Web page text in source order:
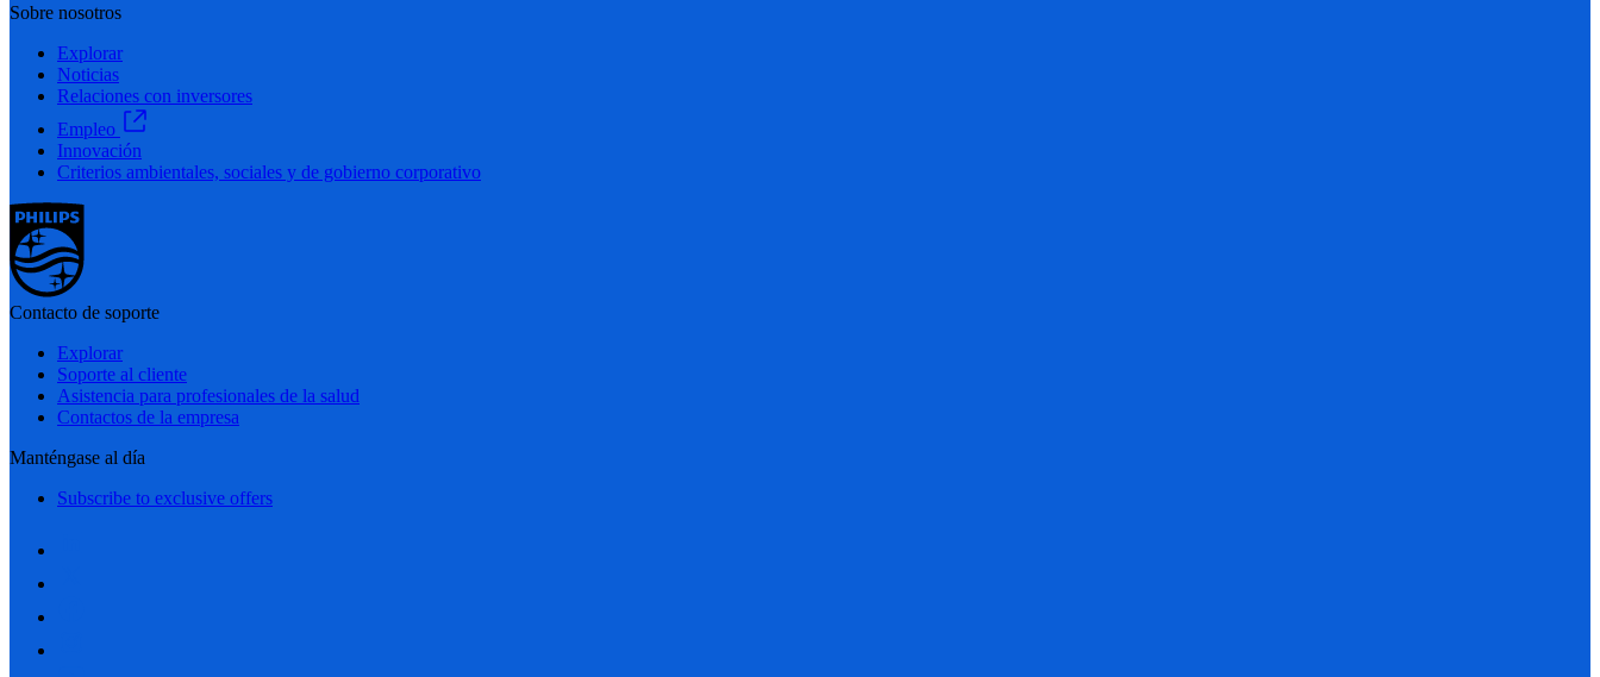
Sobre nosotros
Explorar
Noticias
Relaciones con inversores
Empleo
Innovación
Criterios ambientales, sociales y de gobierno corporativo
Contacto de soporte
Explorar
Soporte al cliente
Asistencia para profesionales de la salud
Contactos de la empresa
Manténgase al día
Subscribe to exclusive offers